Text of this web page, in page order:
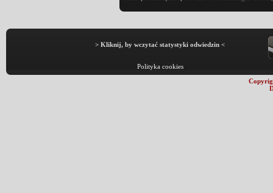
> Kliknij, by wczytać statystyki odwiedzin <
Polityka cookies